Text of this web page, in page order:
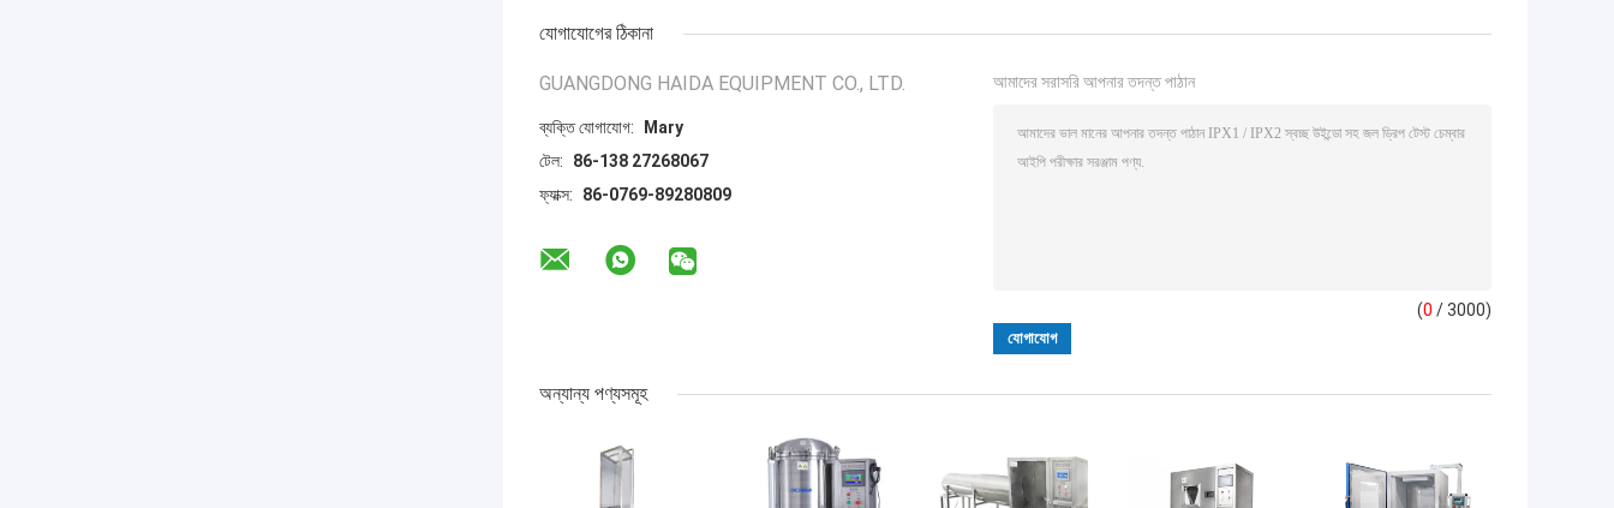
যোগাযোগের ঠিকানা
GUANGDONG HAIDA EQUIPMENT CO., LTD.
ব্যক্তি যোগাযোগ:
Mary
টেল:
86-138 27268067
ফ্যাক্স:
86-0769-89280809
আমাদের সরাসরি আপনার তদন্ত পাঠান
(0 / 3000)
অন্যান্য পণ্যসমূহ